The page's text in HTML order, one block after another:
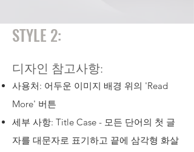
STYLE 2:
디자인 참고사항:
사용처: 어두운 이미지 배경 위의 'Read
More' 버튼
세부 사항: Title Case - 모든 단어의 첫 글
자를 대문자로 표기하고 끝에 삼각형 화살